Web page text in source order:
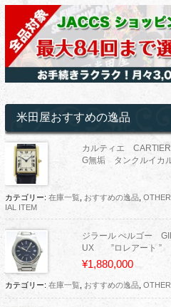
米田屋おすすめの逸品
カルティエ
G無垢 タンクルイカル
カテゴリー: 在庫一覧, おすすめの逸品,
IAL ITEM
ジラール ぺルゴー
UX ”ロレアート ”
¥1,880,000
カテゴリー: 在庫一覧, おすすめの逸品,